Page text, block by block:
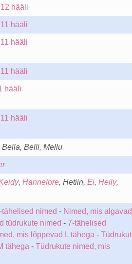
12 hääli
11 hääli
11 hääli
11 hääli
hääli
11 hääli
Bella, Belli, Mellu
, Hannelore, Hetiin, Ei, Heily,
tähelised nimed - Nimed, mis algavad
tüdrukute nimed - 7-tähelised
mis lõppevad L tähega -
tähega - Tüdrukute nimed, mis